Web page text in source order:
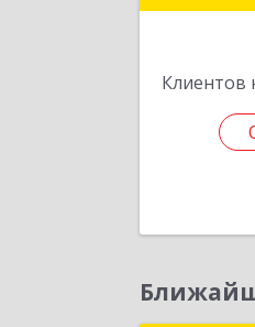
Клиентов